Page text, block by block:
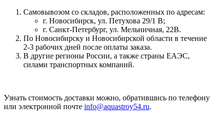
Самовывозом со складов, расположенных по адресам:
г. Новосибирск, ул. Петухова 29/1 В;
г. Санкт-Петербург, ул. Мельничная, 22В.
По Новосибирску и Новосибирской области в течение
2-3 рабочих дней после оплаты заказа.
В другие регионы России, а также страны ЕАЭС,
силами транспортных компаний.
Узнать стоимость доставки можно, обратившись по телефону
или электронной почте info@aquastroy54.ru.